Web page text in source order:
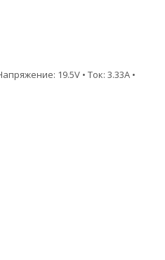
19.5V • Ток: 3.33A •